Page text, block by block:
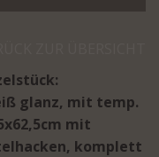
glanz, mit temp.
mit
komplett